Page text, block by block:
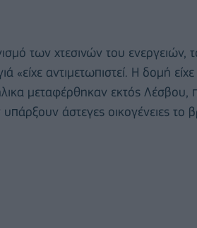
των χτεσινών του ενεργειών,
«είχε αντιμετωπιστεί. Η δομή
μεταφέρθηκαν εκτός Λέσβου,
άστεγες οικογένειες το